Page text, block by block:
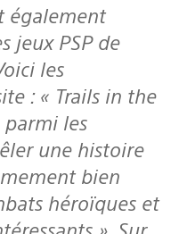
jeux PSP de
les
: « Trails in the
les
une histoire
bien
héroïques et
». Sur